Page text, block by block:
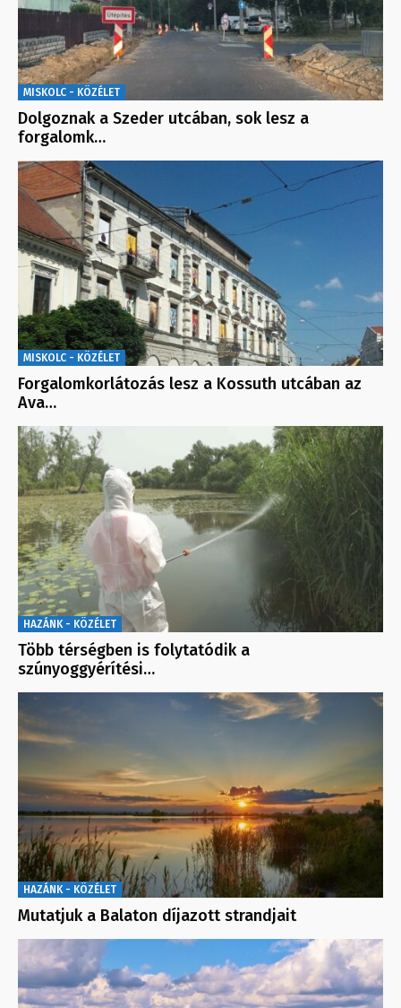
MISKOLC - KÖZÉLET
Dolgoznak a Szeder utcában, sok lesz a
forgalomk…
MISKOLC - KÖZÉLET
Forgalomkorlátozás lesz a Kossuth utcában az
Ava…
HAZÁNK - KÖZÉLET
Több térségben is folytatódik a
szúnyoggyérítési…
HAZÁNK - KÖZÉLET
Mutatjuk a Balaton díjazott strandjait